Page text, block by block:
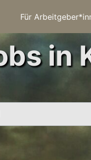
Für
in